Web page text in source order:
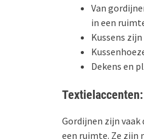
Van
in een
Kussens
Dekens en
Gordijnen zijn
een ruimte. Ze zijn